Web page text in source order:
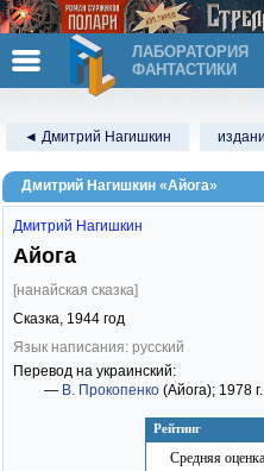
ЛАБОРАТОРИЯ
ФАНТАСТИКИ
◄ Дмитрий Нагишкин
Дмитрий Нагишкин «Айога»
Рейтинг
Средняя
Дмитрий Нагишкин
Айога
[нанайская сказка]
Сказка, 1944 год
Язык написания: русский
Перевод на украинский:
— В. Прокопенко (Айога); 1978 г.